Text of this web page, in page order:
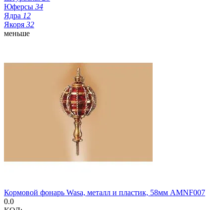
Юферсы 34
Ядра 12
Якоря 32
меньше
Кормовой фонарь Wasa, металл и пластик, 58мм AMNF007
0.0